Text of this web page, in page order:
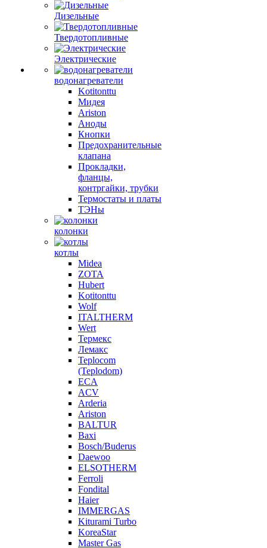
Дизельные
Твердотопливные
Электрические
водонагреватели
Kotitonttu
Мидея
Ariston
Аноды
Кнопки
Предохранительные
клапана
Прокладки,
фланцы,
контргайки, трубки
Термостаты и платы
ТЭНы
колонки
котлы
Midea
ZOTA
Hubert
Kotitonttu
Wolf
ITALTHERM
Wert
Термекс
Лемакс
Teplocom
(Teplodom)
ECA
ACV
Arderia
Ariston
BALTUR
Baxi
Bosch/Buderus
Daewoo
ELSOTHERM
Ferroli
Fondital
Haier
IMMERGAS
Kiturami Turbo
KoreaStar
Master Gas